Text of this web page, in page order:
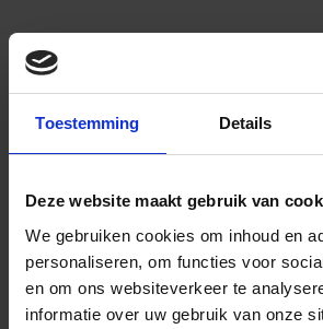
Toestemming Details
Deze website maakt gebruik van
We gebruiken cookies om inhoud en
personaliseren, om functies voor
en om ons websiteverkeer te
informatie over uw gebruik van onze